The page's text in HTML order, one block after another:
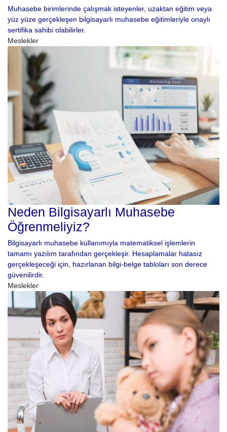
Muhasebe birimlerinde çalışmak isteyenler, uzaktan eğitim veya
yüz yüze gerçekleşen bilgisayarlı muhasebe eğitimleriyle onaylı
sertifika sahibi olabilirler.
Meslekler
Neden Bilgisayarlı Muhasebe
Öğrenmeliyiz?
Bilgisayarlı muhasebe kullanımıyla matematiksel işlemlerin
tamamı yazılım tarafından gerçekleşir. Hesaplamalar hatasız
gerçekleşeceği için, hazırlanan bilgi-belge tabloları son derece
güvenilirdir.
Meslekler